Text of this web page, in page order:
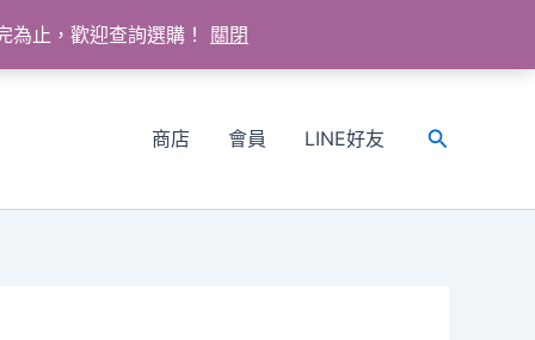
為止，歡迎查詢選購！ 關閉
商店 會員 LINE好友
搜